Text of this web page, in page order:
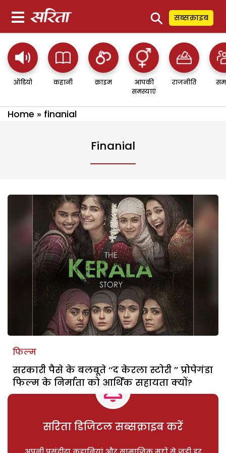
⚲ सब्सक्राइब
ऑडियो कहानी क्राइम
आपकी
समस्याएं
राजनीति
Home » finanial
Finanial
फिल्म
सरकारी पैसे के बलबूते ‘‘द केरला स्टोरी ’’ प्रोपेगंडा
फिल्म के निर्माता को आर्थिक सहायता क्यों?
सरिता डिजिटल सब्सक्राइब करें